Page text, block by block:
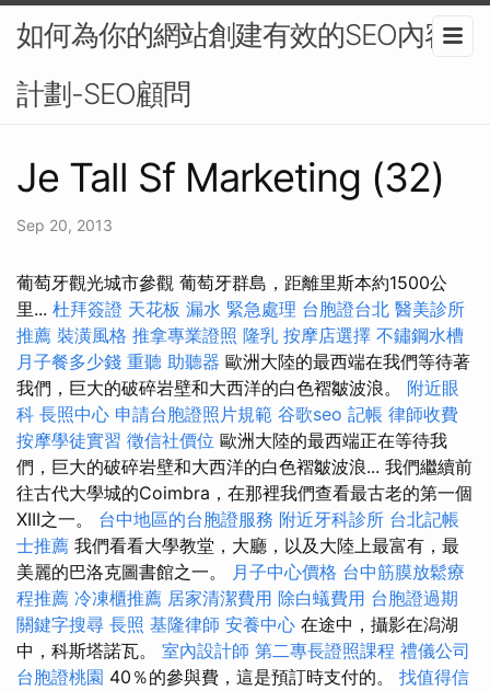
如何為你的網站創建有效的SEO內容
計劃-SEO顧問
Je Tall Sf Marketing (32)
Sep 20, 2013
葡萄牙觀光城市參觀 葡萄牙群島，距離里斯本約1500公
里... 杜拜簽證 天花板 漏水 緊急處理 台胞證台北 醫美診所
推薦 裝潢風格 推拿專業證照 隆乳 按摩店選擇 不鏽鋼水槽
月子餐多少錢 重聽 助聽器 歐洲大陸的最西端在我們等待著
我們，巨大的破碎岩壁和大西洋的白色褶皺波浪。 附近眼
科 長照中心 申請台胞證照片規範 谷歌seo 記帳 律師收費
按摩學徒實習 徵信社價位 歐洲大陸的最西端正在等待我
們，巨大的破碎岩壁和大西洋的白色褶皺波浪... 我們繼續前
往古代大學城的Coimbra，在那裡我們查看最古老的第一個
XIII之一。 台中地區的台胞證服務 附近牙科診所 台北記帳
士推薦 我們看看大學教堂，大廳，以及大陸上最富有，最
美麗的巴洛克圖書館之一。 月子中心價格 台中筋膜放鬆療
程推薦 冷凍櫃推薦 居家清潔費用 除白蟻費用 台胞證過期
關鍵字搜尋 長照 基隆律師 安養中心 在途中，攝影在潟湖
中，科斯塔諾瓦。 室內設計師 第二專長證照課程 禮儀公司
台胞證桃園 40％的參與費，這是預訂時支付的。 找值得信